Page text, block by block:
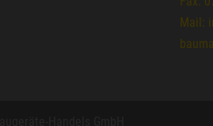
Mail: